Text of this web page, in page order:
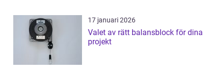
17 januari 2026
Valet av rätt balansblock för dina
projekt